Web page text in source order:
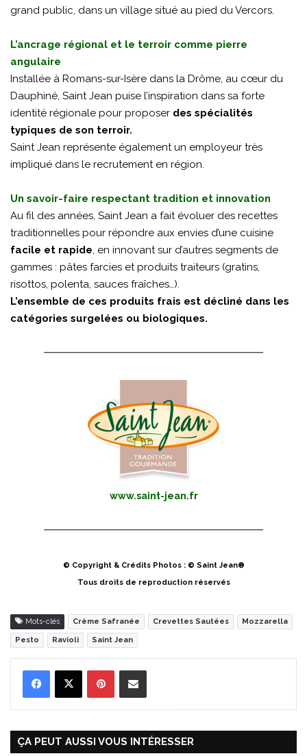
grand public, dans un village situé au pied du Vercors.
L’ancrage régional et le terroir comme pierre
angulaire
Installée à Romans-sur-Isère dans la Drôme, au cœur du
Dauphiné, Saint Jean puise l’inspiration dans sa forte
identité régionale pour proposer des spécialités
typiques de son terroir.
Saint Jean représente également un employeur très
impliqué dans le recrutement en région.
Un savoir-faire respectant tradition et innovation
Au fil des années, Saint Jean a fait évoluer des recettes
traditionnelles pour répondre aux envies d’une cuisine
facile et rapide, en innovant sur d’autres segments de
gammes : pâtes farcies et produits traiteurs (gratins,
risottos, polenta, sauces fraîches…).
L’ensemble de ces produits frais est décliné dans les
catégories surgelées ou biologiques.
www.saint-jean.fr
© Copyright & Crédits Photos : © Saint Jean®
Tous droits de reproduction réservés
Mots-clés Crème Safranée Crevettes Sautées Mozzarella
Pesto Ravioli Saint Jean
ÇA PEUT AUSSI VOUS INTÉRESSER